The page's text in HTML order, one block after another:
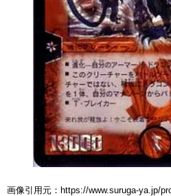
画像引用元：https://www.suruga-ya.jp/